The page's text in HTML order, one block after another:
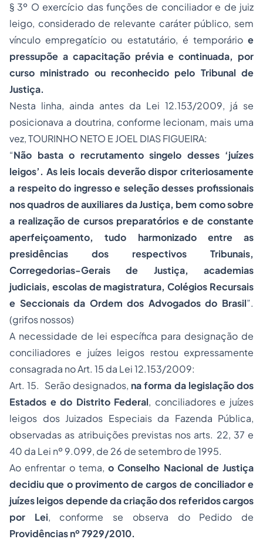
§ 3º O exercício das funções de conciliador e de juiz
leigo, considerado de relevante caráter público, sem
vínculo empregatício ou estatutário, é temporário e
pressupõe a capacitação prévia e continuada, por
curso ministrado ou reconhecido pelo Tribunal de
Justiça.
Nesta linha, ainda antes da Lei 12.153/2009, já se
posicionava a doutrina, conforme lecionam, mais uma
vez, TOURINHO NETO E JOEL DIAS FIGUEIRA:
“Não basta o recrutamento singelo desses ‘juízes
leigos’. As leis locais deverão dispor criteriosamente
a respeito do ingresso e seleção desses profissionais
nos quadros de auxiliares da Justiça, bem como sobre
a realização de cursos preparatórios e de constante
aperfeiçoamento, tudo harmonizado entre as
presidências dos respectivos Tribunais,
Corregedorias-Gerais de Justiça, academias
judiciais, escolas de magistratura, Colégios Recursais
e Seccionais da Ordem dos Advogados do Brasil”.
(grifos nossos)
A necessidade de lei específica para designação de
conciliadores e juízes leigos restou expressamente
consagrada no Art. 15 da Lei 12.153/2009:
Art. 15. Serão designados, na forma da legislação dos
Estados e do Distrito Federal, conciliadores e juízes
leigos dos Juizados Especiais da Fazenda Pública,
observadas as atribuições previstas nos arts. 22, 37 e
40 da Lei nº 9.099, de 26 de setembro de 1995.
Ao enfrentar o tema, o Conselho Nacional de Justiça
decidiu que o provimento de cargos de conciliador e
juízes leigos depende da criação dos referidos cargos
por Lei, conforme se observa do Pedido de
Providências nº 7929/2010.